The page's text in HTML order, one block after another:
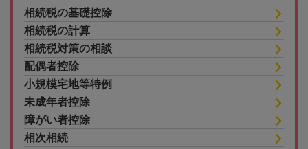
相続税の基礎控除
相続税の計算
相続税対策の相談
配偶者控除
小規模宅地等特例
未成年者控除
障がい者控除
相次相続